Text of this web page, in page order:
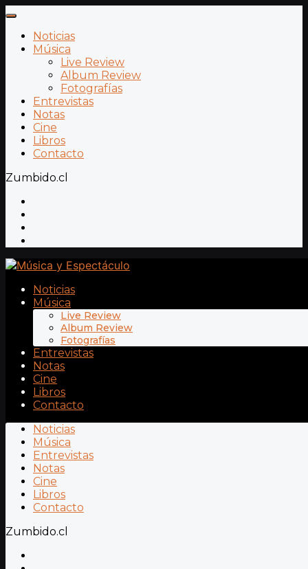
Noticias
Música
Live Review
Album Review
Fotografías
Entrevistas
Notas
Cine
Libros
Contacto
Zumbido.cl
Noticias
Música
Live Review
Album Review
Fotografías
Entrevistas
Notas
Cine
Libros
Contacto
Noticias
Música
Entrevistas
Notas
Cine
Libros
Contacto
Zumbido.cl